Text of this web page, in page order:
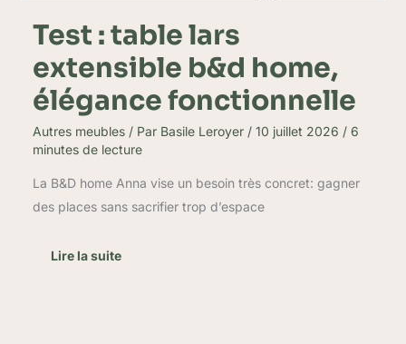
Test : table lars
extensible b&d home,
élégance fonctionnelle
Autres meubles/ Par Basile Leroyer / 10 juillet 2026 / 6
minutes de lecture
La B&D home Anna vise un besoin très concret: gagner
des places sans sacrifier trop d’espace
Lire la suite